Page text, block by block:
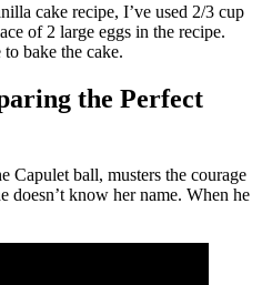
cake recipe, I’ve used 2/3 cup
of 2 large eggs in the recipe.
bake the cake.
the Perfect
Capulet ball, musters the courage
doesn’t know her name. When he